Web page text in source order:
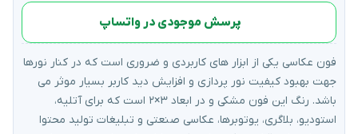
پرسش موجودی در واتساپ
فون عکاسی یکی از ابزار های کاربردی و ضروری است که در کنار نورها
جهت بهبود کیفیت نور پردازی و افزایش دید کاربر بسیار موثر می
باشد. رنگ این فون مشکی و در ابعاد ۳×۲ است که برای آتلیه،
استودیو، بلاگری، یوتوبرها، عکاسی صنعتی و تبلیغات تولید محتوا